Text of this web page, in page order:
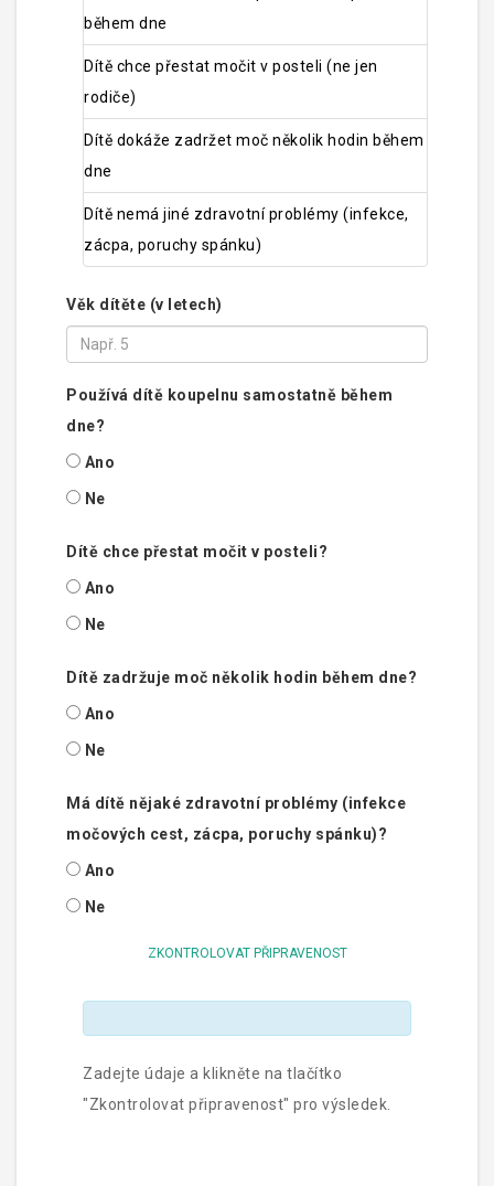
během dne
Dítě chce přestat močit v posteli (ne jen
rodiče)
Dítě dokáže zadržet moč několik hodin během
dne
Dítě nemá jiné zdravotní problémy (infekce,
zácpa, poruchy spánku)
Věk dítěte (v letech)
Používá dítě koupelnu samostatně během
dne?
Ano
Ne
Dítě chce přestat močit v posteli?
Ano
Ne
Dítě zadržuje moč několik hodin během dne?
Ano
Ne
Má dítě nějaké zdravotní problémy (infekce
močových cest, zácpa, poruchy spánku)?
Ano
Ne
ZKONTROLOVAT PŘIPRAVENOST
Zadejte údaje a klikněte na tlačítko
"Zkontrolovat připravenost" pro výsledek.